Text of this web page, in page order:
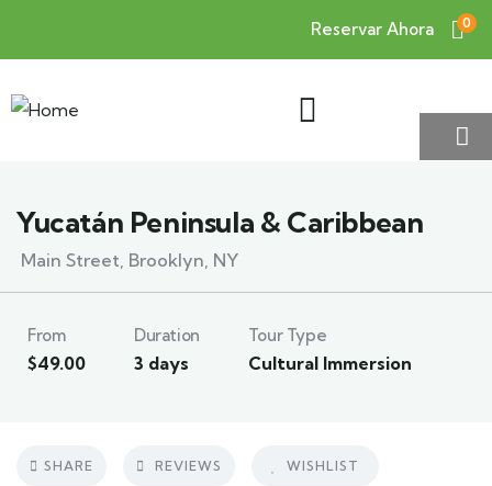
Reservar Ahora 0
Yucatán Peninsula & Caribbean
Main Street, Brooklyn, NY
From
$49.00
Duration
3 days
Tour Type
Cultural Immersion
SHARE REVIEWS WISHLIST